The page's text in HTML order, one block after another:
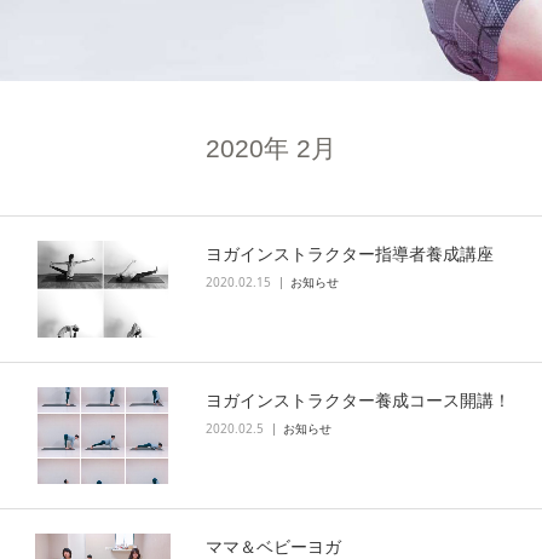
2020年 2月
ヨガインストラクター指導者養成講座
2020.02.15 お知らせ
ヨガインストラクター養成コース開講！
2020.02.5 お知らせ
ママ＆ベビーヨガ